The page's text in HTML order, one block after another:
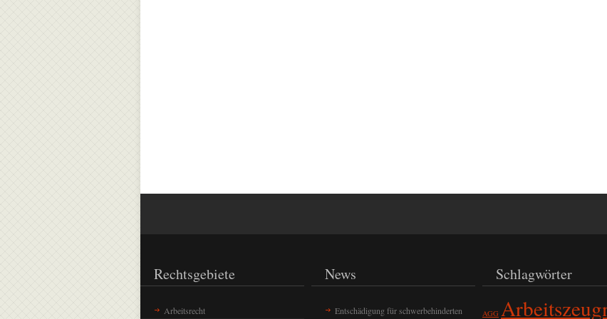
Rechtsgebiete
Arbeitsrecht
News
Entschädigung für schwerbehinderten
Schlagwörter
AGG